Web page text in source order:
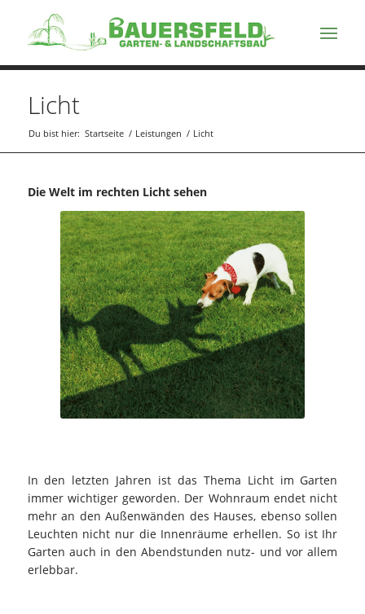
Licht
Du bist hier: Startseite / Leistungen / Licht
Die Welt im rechten Licht sehen
In den letzten Jahren ist das Thema Licht im Garten
immer wichtiger geworden. Der Wohnraum endet nicht
mehr an den Außenwänden des Hauses, ebenso sollen
Leuchten nicht nur die Innenräume erhellen. So ist Ihr
Garten auch in den Abendstunden nutz- und vor allem
erlebbar.